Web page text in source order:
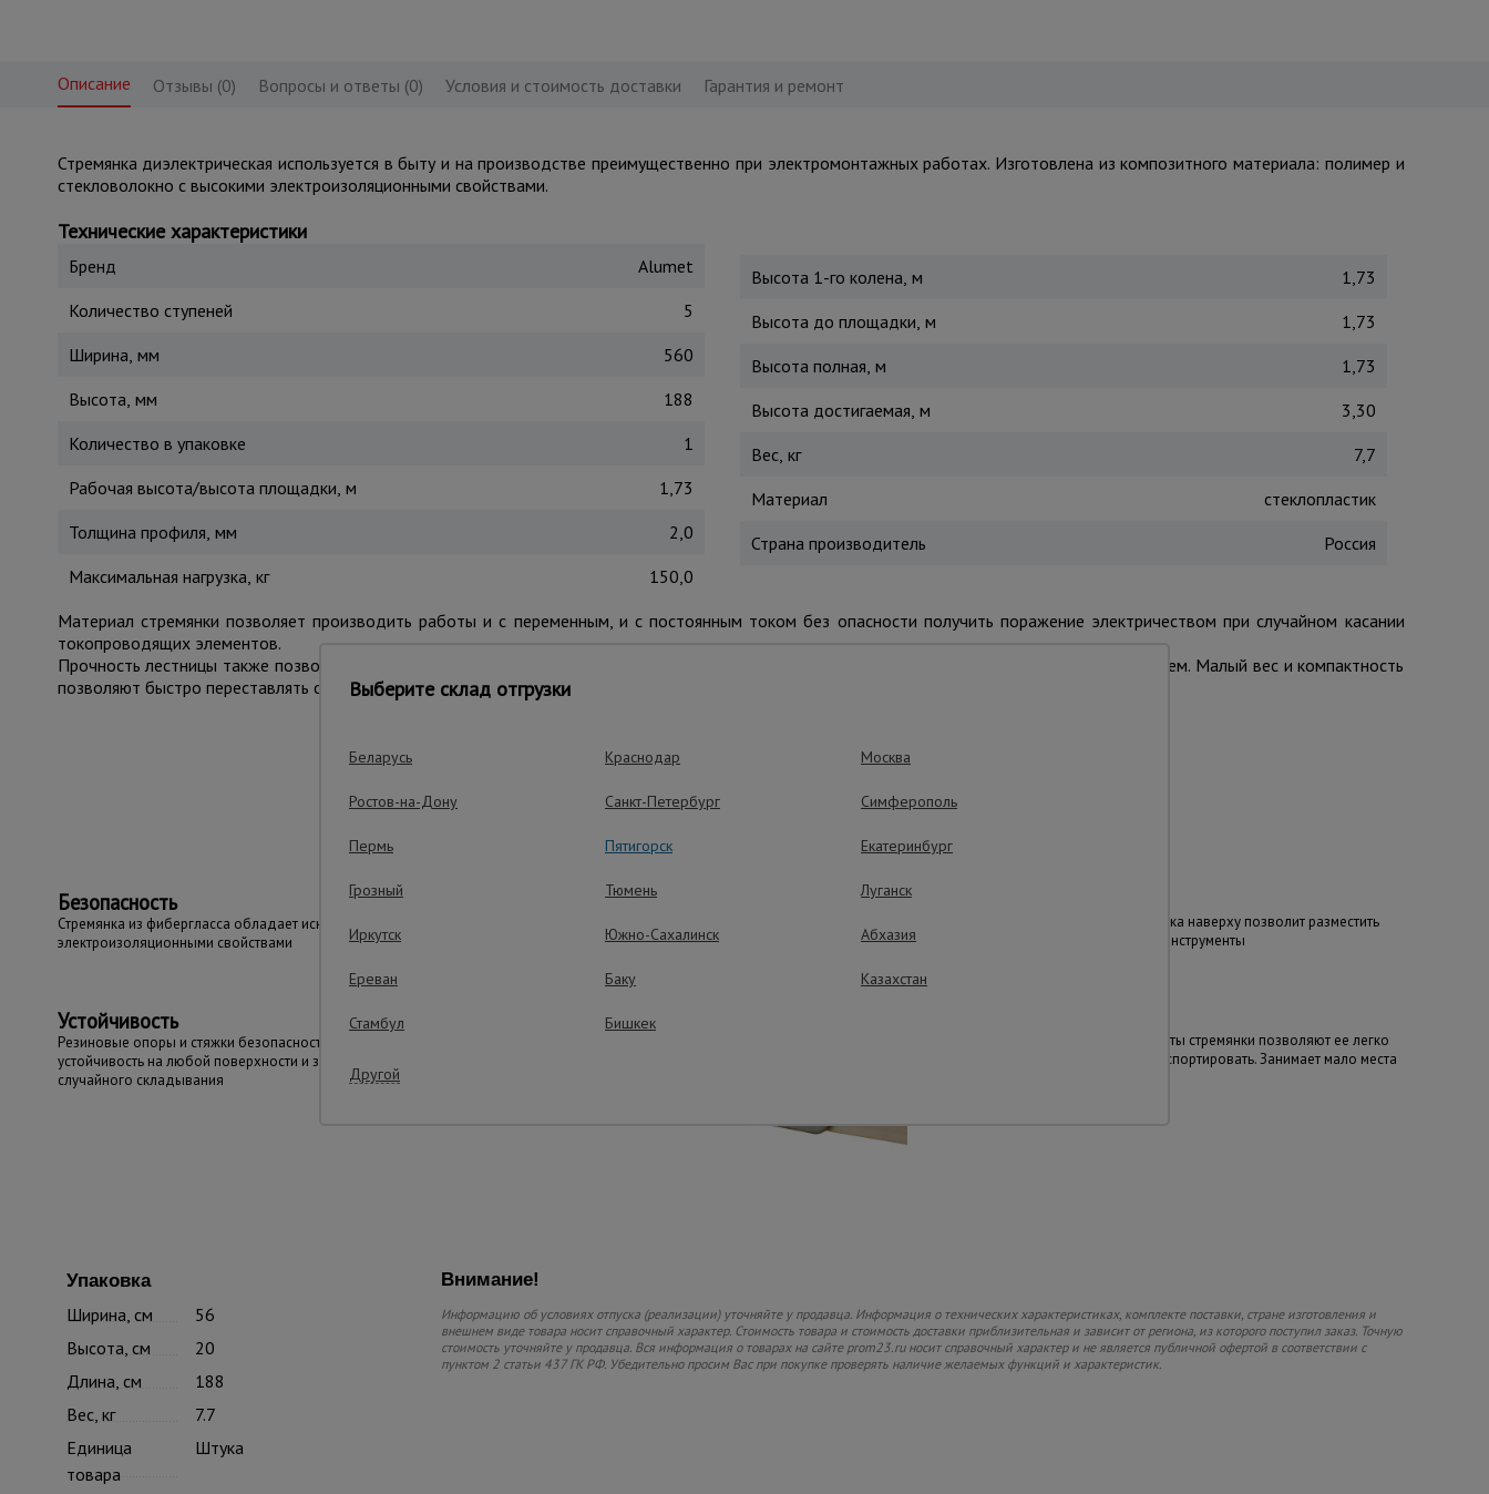
Описание Отзывы (0) Вопросы и ответы (0) Условия и стоимость доставки Гарантия и ремонт
Стремянка диэлектрическая используется в быту и на производстве преимущественно при электромонтажных работах. Изготовлена из композитного материала: полимер и
стекловолокно с высокими электроизоляционными свойствами.
Технические характеристики
Бренд
Alumet
Количество ступеней
5
Ширина, мм
560
Высота, мм
188
Количество в упаковке
1
Рабочая высота/высота площадки, м
1,73
Толщина профиля, мм
2,0
Максимальная нагрузка, кг
150,0
Высота 1-го колена, м
1,73
Высота до площадки, м
1,73
Высота полная, м
1,73
Высота достигаемая, м
3,30
Вес, кг
7,7
Материал
стеклопластик
Страна производитель
Россия
Материал стремянки позволяет производить работы и с переменным, и с постоянным током без опасности получить поражение электричеством при случайном касании
токопроводящих элементов.
Прочность лестницы также позволяет выдержать вес работника любой комплекции и даже снаряженного инструментами и доп. оборудованием. Малый вес и компактность
позволяют быстро переставлять стремянку с места на место и приводить ее в рабочее положение.
Безопасность
Стремянка из фибергласса обладает исключительными
электроизоляционными свойствами
Устойчивость
Резиновые опоры и стяжки безопасности гарантируют
устойчивость на любой поверхности и защиту от
случайного складывания
Специальная полочка наверху позволит разместить
все необходимые инструменты
Малый вес и габариты стремянки позволяют ее легко
передвигать и транспортировать. Занимает мало места
Упаковка
Ширина, см
56
Высота, см
20
Длина, см
188
Вес, кг
7.7
Единица
товара
Штука
Внимание!
Информацию об условиях отпуска (реализации) уточняйте у продавца. Информация о технических характеристиках, комплекте поставки, стране изготовления и
внешнем виде товара носит справочный характер. Стоимость товара и стоимость доставки приблизительная и зависит от региона, из которого поступил заказ. Точную
стоимость уточняйте у продавца. Вся информация о товарах на сайте prom23.ru носит справочный характер и не является публичной офертой в соответствии с
пунктом 2 статьи 437 ГК РФ. Убедительно просим Вас при покупке проверять наличие желаемых функций и характеристик.
Выберите склад отгрузки
Беларусь Краснодар Москва
Ростов-на-Дону Санкт-Петербург Симферополь
Пермь Пятигорск Екатеринбург
Грозный Тюмень Луганск
Иркутск Южно-Сахалинск Абхазия
Ереван Баку Казахстан
Стамбул Бишкек
Другой